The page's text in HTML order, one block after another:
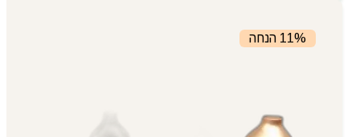
11% הנחה